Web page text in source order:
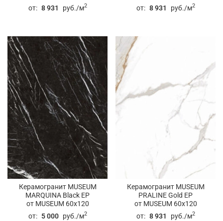
от: 8 931 руб./м2
от: 8 931 руб./м2
Керамогранит MUSEUM
MARQUINA Black EP
от MUSEUM 60x120
от: 5 000 руб./м2
Керамогранит MUSEUM
PRALINE Gold EP
от MUSEUM 60x120
от: 8 931 руб./м2